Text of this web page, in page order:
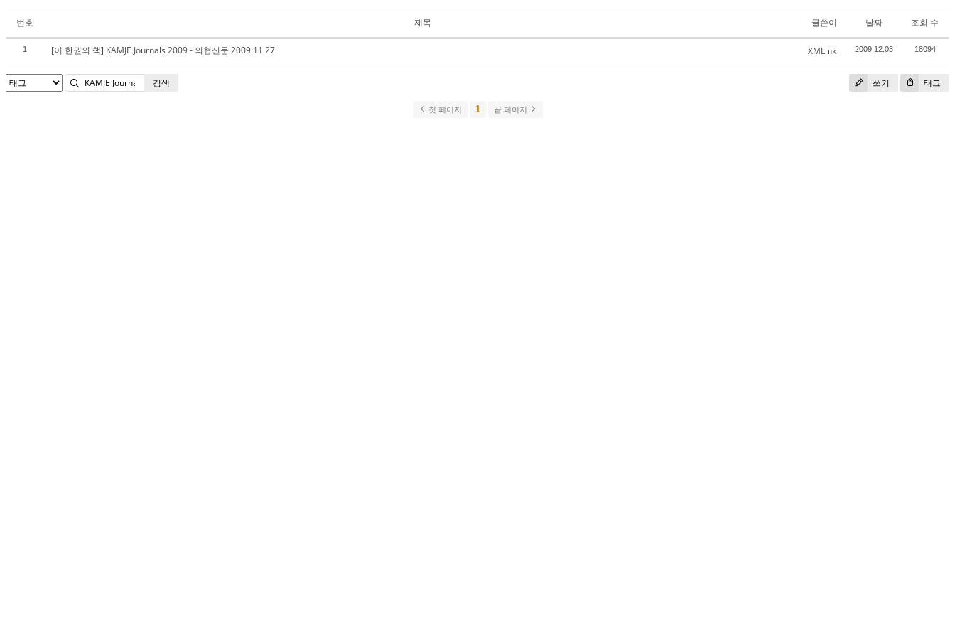
번호 제목 글쓴이 날짜 조회 수
1 [이 한권의 책] KAMJE Journals 2009 - 의협신문 2009.11.27 XMLink 2009.12.03 18094
쓰기 태그
검색
첫 페이지 1 끝 페이지